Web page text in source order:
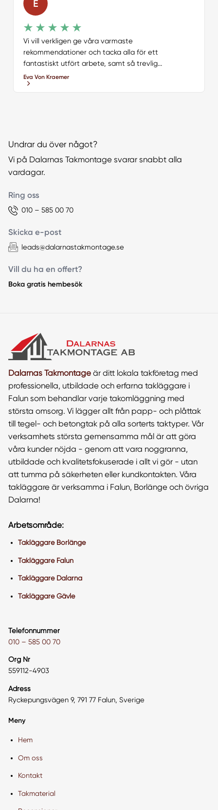
E
Vi vill verkligen ge våra varmaste
rekommendationer och tacka alla för ett
fantastiskt utfört arbete, samt så trevlig...
Eva Von Kraemer
Undrar du över något?
Vi på Dalarnas Takmontage svarar snabbt alla
vardagar.
Ring oss
010 – 585 00 70
Skicka e-post
leads@dalarnastakmontage.se
Vill du ha en offert?
Boka gratis hembesök
Dalarnas Takmontageär ditt lokala takföretag med
professionella, utbildade och erfarna takläggare i
Falun som behandlar varje takomläggning med
största omsorg. Vi lägger allt från papp- och plåttak
till tegel- och betongtak på alla sorterts taktyper. Vår
verksamhets största gemensamma mål är att göra
våra kunder nöjda - genom att vara noggranna,
utbildade och kvalitetsfokuserade i allt vi gör - utan
att tumma på säkerheten eller kundkontakten. Våra
takläggare är verksamma i Falun, Borlänge och övriga
Dalarna!
Arbetsområde:
Takläggare Borlänge
Takläggare Falun
Takläggare Dalarna
Takläggare Gävle
Telefonnummer
010 – 585 00 70
Org Nr
559112-4903
Adress
Ryckepungsvägen 9, 791 77 Falun, Sverige
Meny
Hem
Om oss
Kontakt
Takmaterial